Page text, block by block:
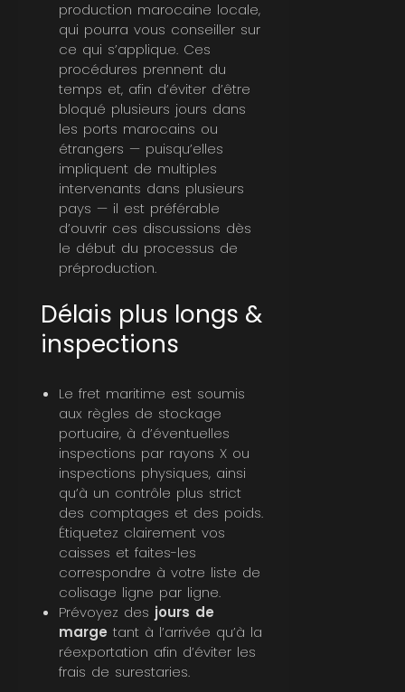
production marocaine locale,
qui pourra vous conseiller sur
ce qui s’applique. Ces
procédures prennent du
temps et, afin d’éviter d’être
bloqué plusieurs jours dans
les ports marocains ou
étrangers — puisqu’elles
impliquent de multiples
intervenants dans plusieurs
pays — il est préférable
d’ouvrir ces discussions dès
le début du processus de
préproduction.
Délais plus longs &
inspections
Le fret maritime est soumis
aux règles de stockage
portuaire, à d’éventuelles
inspections par rayons X ou
inspections physiques, ainsi
qu’à un contrôle plus strict
des comptages et des poids.
Étiquetez clairement vos
caisses et faites-les
correspondre à votre liste de
colisage ligne par ligne.
Prévoyez des jours de
marge tant à l’arrivée qu’à la
réexportation afin d’éviter les
frais de surestaries.